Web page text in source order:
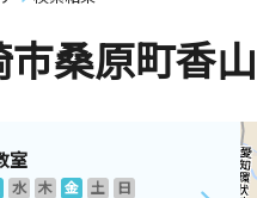
桑原町香山
室
水 木 金 土
日